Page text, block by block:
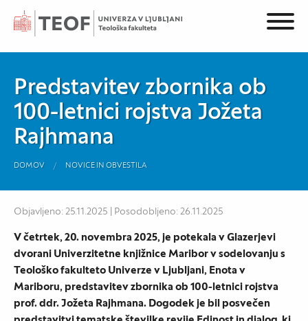
Predstavitev zbornika ob
100-letnici rojstva Jožeta
Rajhmana
DOMOV NOVICE IN OBVESTILA
Objavljeno: 25.11.2025 | Posodobljeno: 26.11.2025
V četrtek, 20. novembra 2025, je potekala v Glazerjevi
dvorani Univerzitetne knjižnice Maribor v sodelovanju s
Teološko fakulteto Univerze v Ljubljani, Enota v
Mariboru, predstavitev zbornika ob 100-letnici rojstva
prof. ddr. Jožeta Rajhmana. Dogodek je bil posvečen